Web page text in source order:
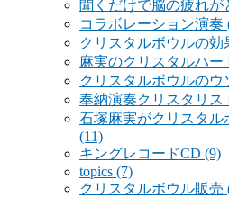
聞くだけで脳の疲れが
コラボレーション演奏
クリスタルボウルの効
麻実のクリスタルハー
クリスタルボウルのウ
奉納演奏クリスタリス
石塚麻実がクリスタル
(11)
キングレコードCD (9)
topics (7)
クリスタルボウル販売